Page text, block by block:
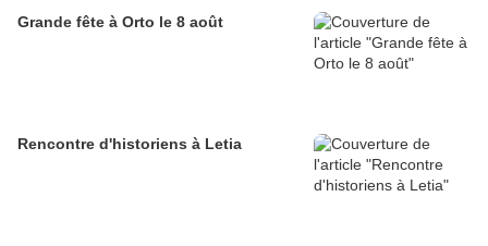
Grande fête à Orto le 8 août
Rencontre d'historiens à Letia